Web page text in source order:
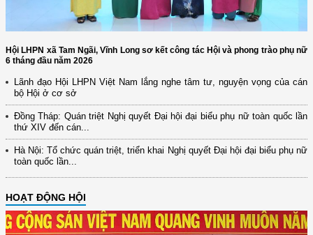
Hội LHPN xã Tam Ngãi, Vĩnh Long sơ kết công tác Hội và phong trào phụ nữ
6 tháng đầu năm 2026
Lãnh đạo Hội LHPN Việt Nam lắng nghe tâm tư, nguyện vọng của cán
bộ Hội ở cơ sở
Đồng Tháp: Quán triệt Nghị quyết Đại hội đại biểu phụ nữ toàn quốc lần
thứ XIV đến cán...
Hà Nội: Tổ chức quán triệt, triển khai Nghị quyết Đại hội đại biểu phụ nữ
toàn quốc lần...
HOẠT ĐỘNG HỘI